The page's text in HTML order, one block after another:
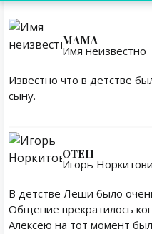
МАМА
Имя неизвестно
Известно что в детстве
сыну.
ОТЕЦ
Игорь
В детстве Леши было
Общение прекратилось
Алексею на тот момент